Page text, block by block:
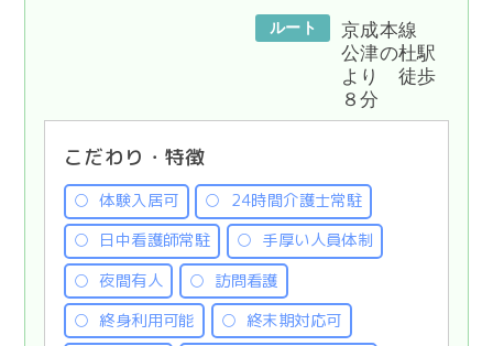
ルート
京成本線
公津の杜駅
より 徒歩
８分
こだわり・特徴
体験入居可
24時間介護士常駐
日中看護師常駐
手厚い人員体制
夜間有人
訪問看護
終身利用可能
終末期対応可